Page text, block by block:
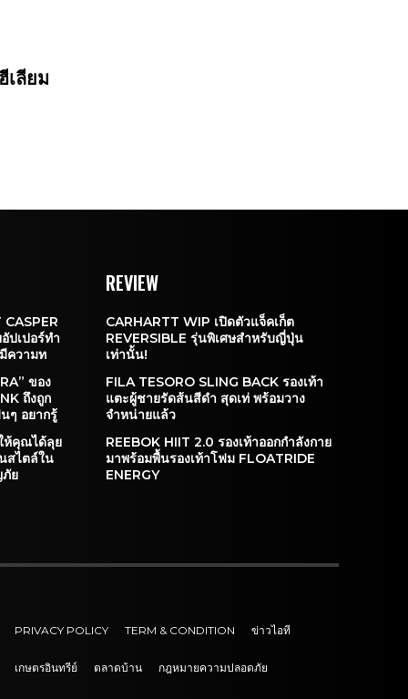
เลียม
ปเปอร์ทำ
ความท
ของ
ถึงถูก
ๆ อยากรู้
ห้คุณได้ลุย
สไตล์ใน
ภัย
REVIEW
CARHARTT WIP เปิดตัวแจ็คเก็ต
REVERSIBLE รุ่นพิเศษสำหรับญี่ปุ่น
เท่านั้น!
FILA TESORO SLING BACK รองเท้า
แตะผู้ชายรัดส้นสีดำ สุดเท่ พร้อมวาง
จำหน่ายแล้ว
REEBOK HIIT 2.0 รองเท้าออกกำลังกาย
มาพร้อมพื้นรองเท้าโฟม FLOATRIDE
ENERGY
PRIVACY POLICY TERM & CONDITION ข่าวไอที
เกษตรอินทรีย์ ตลาดบ้าน กฎหมายความปลอดภัย